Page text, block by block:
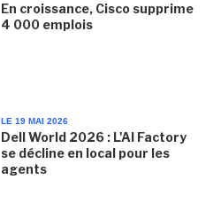
En croissance, Cisco supprime
4 000 emplois
LE 19 MAI 2026
Dell World 2026 : L'AI Factory
se décline en local pour les
agents